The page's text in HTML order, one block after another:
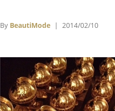
滿天飛，不過儘管電影本身飽
By BeautiMode | 2014/02/10